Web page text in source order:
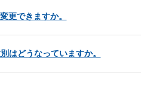
更できますか。
はどうなっていますか。